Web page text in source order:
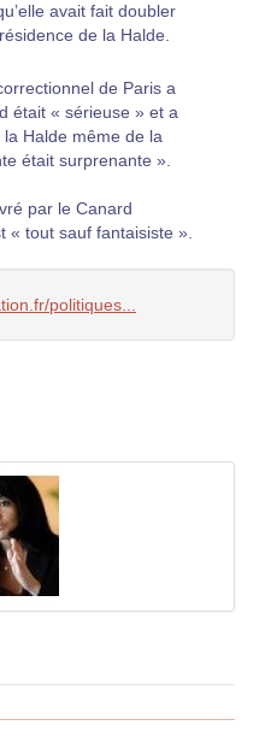
avait fait doubler
de la Halde.
de Paris a
était « sérieuse » et a
Halde même de la
était surprenante ».
par le Canard
« tout sauf fantaisiste ».
politiques...